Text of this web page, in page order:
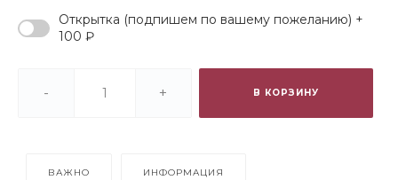
Открытка (подпишем по вашему пожеланию) +
100 ₽
- + В КОРЗИНУ
ВАЖНО ИНФОРМАЦИЯ